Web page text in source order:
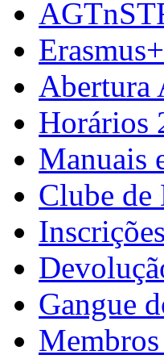
Abertura
Horários
Manuais
Clube de
Gangue